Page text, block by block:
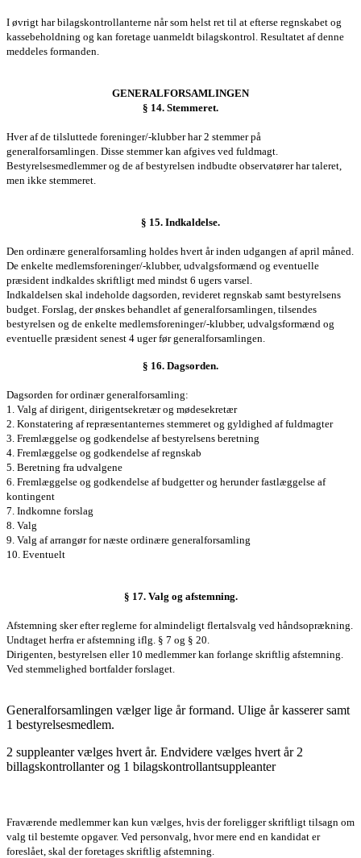
I øvrigt har bilagskontrollanterne når som helst ret til at efterse regnskabet og
kassebeholdning og kan foretage uanmeldt bilagskontrol. Resultatet af denne
meddeles formanden.
GENERALFORSAMLINGEN
§ 14. Stemmeret.
Hver af de tilsluttede foreninger/-klubber har 2 stemmer på
generalforsamlingen . Disse stemmer kan afgives ved fuldmagt.
Bestyrelsesmedlemmer og de af bestyrelsen indbudte observatører har taleret,
men ikke stemmeret.
§ 15. Indkaldelse.
Den ordinære generalforsamling holdes hvert år inden udgangen af april måned.
De enkelte medlemsforeninger/-klubber, udvalgsformænd og eventuelle
præsident indkaldes skriftligt med mindst 6 ugers varsel.
Indkaldelsen skal indeholde dagsorden, revideret regnskab samt bestyrelsens
budget. Forslag, der ønskes behandlet af generalforsamlingen, tilsendes
bestyrelsen og de enkelte medlemsforeninger/-klubber, udvalgsformænd og
eventuelle præsident senest 4 uger før generalforsamlingen.
§ 16. Dagsorden.
Dagsorden for ordinær generalforsamling:
1. Valg af dirigent, dirigentsekretær og mødesekretær
2. Konstatering af repræsentanternes stemmeret og gyldighed af fuldmagter
3. Fremlæggelse og godkendelse af bestyrelsens beretning
4. Fremlæggelse og godkendelse af regnskab
5. Beretning fra udvalgene
6. Fremlæggelse og godkendelse af budgetter og herunder fastlæggelse af
kontingent
7. Indkomne forslag
8. Valg
9. Valg af arrangør for næste ordinære generalforsamling
10. Eventuelt
§ 17. Valg og afstemning.
Afstemning sker efter reglerne for almindeligt flertalsvalg ved håndsoprækning.
Undtaget herfra er afstemning iflg. § 7 og § 20.
Dirigenten, bestyrelsen eller 10 medlemmer kan forlange skriftlig afstemning.
Ved stemmelighed bortfalder forslaget.
Generalforsamlingen vælger lige år formand. Ulige år kasserer samt
1 bestyrelsesmedlem.
2 suppleanter vælges hvert år. Endvidere vælges hvert år 2
billagskontrollanter og 1 bilagskontrollantsuppleanter
Fraværende medlemmer kan kun vælges, hvis der foreligger skriftligt tilsagn om
valg til bestemte opgaver. Ved personvalg, hvor mere end en kandidat er
foreslået, skal der foretages skriftlig afstemning.